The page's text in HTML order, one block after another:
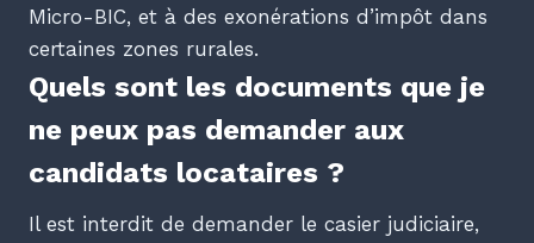
Micro-BIC, et à des exonérations d’impôt dans
certaines zones rurales.
Quels sont les documents que je
ne peux pas demander aux
candidats locataires ?
Il est interdit de demander le casier judiciaire,